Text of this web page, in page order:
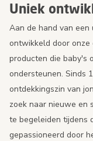
Uniek
Aan de hand van een
ontwikkeld door
producten die baby's
ondersteunen. Sinds
ontdekkingszin van
zoek naar nieuwe en
te begeleiden tijdens
gepassioneerd door